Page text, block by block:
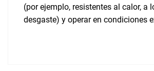
(por ejemplo, resistentes al calor, a
desgaste) y operar en condiciones